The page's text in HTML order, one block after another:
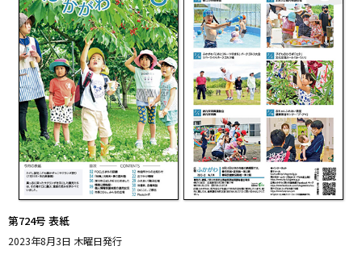
第724号 表紙
2023年8月3日 木曜日発行